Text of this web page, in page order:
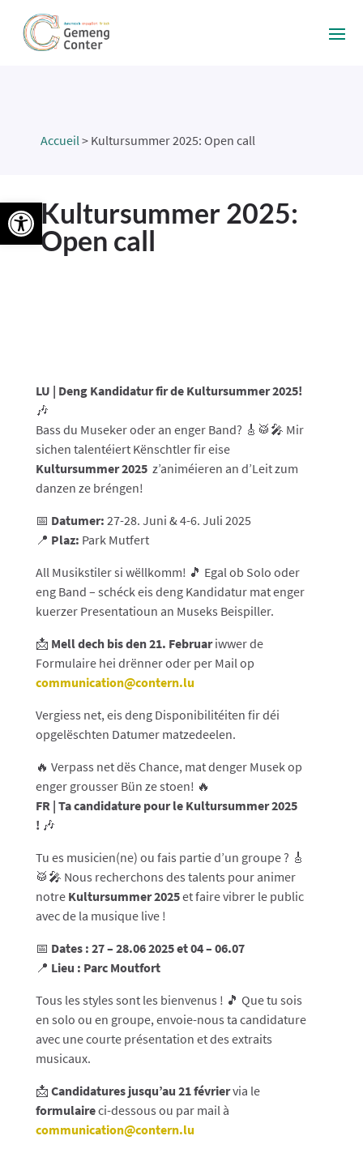
Accueil> Kultursummer 2025: Open call
Kultursummer 2025:
Open call
LU | Deng Kandidatur fir de Kultursummer 2025!
🎶
Bass du Museker oder an enger Band? 🎸🥁🎤 Mir
sichen talentéiert Kënschtler fir eise
Kultursummer 2025z’animéieren an d’Leit zum
danzen ze bréngen!
📅 Datumer: 27-28. Juni & 4-6. Juli 2025
📍 Plaz: Park Mutfert
All Musikstiler si wëllkomm! 🎵 Egal ob Solo oder
eng Band – schéck eis deng Kandidatur mat enger
kuerzer Presentatioun an Museks Beispiller.
📩 Mell dech bis den 21. Februariwwer de
Formulaire hei drënner oder per Mail op
communication@contern.lu
Vergiess net, eis deng Disponibilitéiten fir déi
opgelëschten Datumer matzedeelen.
🔥 Verpass net dës Chance, mat denger Musek op
enger grousser Bün ze stoen! 🔥
FR | Ta candidature pour le Kultursummer 2025
! 🎶
Tu es musicien(ne) ou fais partie d’un groupe ? 🎸
🥁🎤 Nous recherchons des talents pour animer
notre Kultursummer 2025et faire vibrer le public
avec de la musique live !
📅 Dates : 27 – 28.06 2025 et 04 – 06.07
📍 Lieu : Parc Moutfort
Tous les styles sont les bienvenus ! 🎵 Que tu sois
en solo ou en groupe, envoie-nous ta candidature
avec une courte présentation et des extraits
musicaux.
📩 Candidatures jusqu’au 21 févriervia le
formulaireci-dessous ou par mail à
communication@contern.lu
Ouvrir la barre d’outils